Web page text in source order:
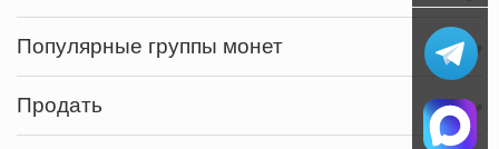
Популярные группы монет
Продать